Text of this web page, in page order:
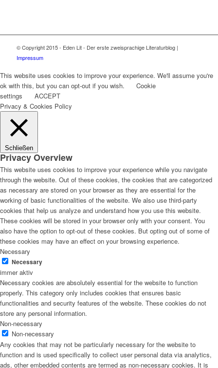
© Copyright 2015 - Eden Lit - Der erste zweisprachige Literaturblog |
Impressum
This website uses cookies to improve your experience. We'll assume you're
ok with this, but you can opt-out if you wish.
Cookie
settings
ACCEPT
Privacy & Cookies Policy
Schließen
Privacy Overview
This website uses cookies to improve your experience while you navigate
through the website. Out of these cookies, the cookies that are categorized
as necessary are stored on your browser as they are essential for the
working of basic functionalities of the website. We also use third-party
cookies that help us analyze and understand how you use this website.
These cookies will be stored in your browser only with your consent. You
also have the option to opt-out of these cookies. But opting out of some of
these cookies may have an effect on your browsing experience.
Necessary
Necessary
immer aktiv
Necessary cookies are absolutely essential for the website to function
properly. This category only includes cookies that ensures basic
functionalities and security features of the website. These cookies do not
store any personal information.
Non-necessary
Non-necessary
Any cookies that may not be particularly necessary for the website to
function and is used specifically to collect user personal data via analytics,
ads, other embedded contents are termed as non-necessary cookies. It is